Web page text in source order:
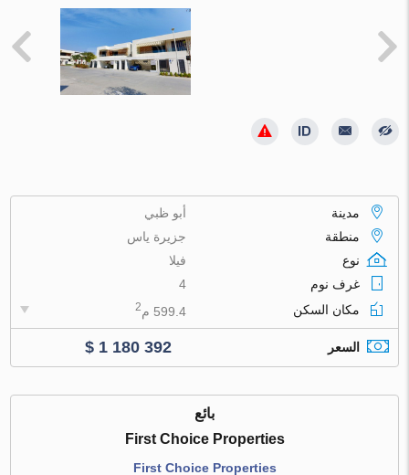
مدينة
أبو ظبي
منطقة
جزيرة ياس
نوع
فيلا
غرف نوم
4
مكان السكن
599.4 م 2
السعر $ 1 180 392
بائع
First Choice Properties
First Choice Properties